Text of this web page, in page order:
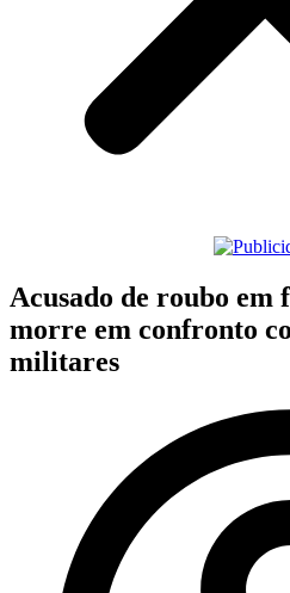
Acusado de roubo em
morre em confronto
militares